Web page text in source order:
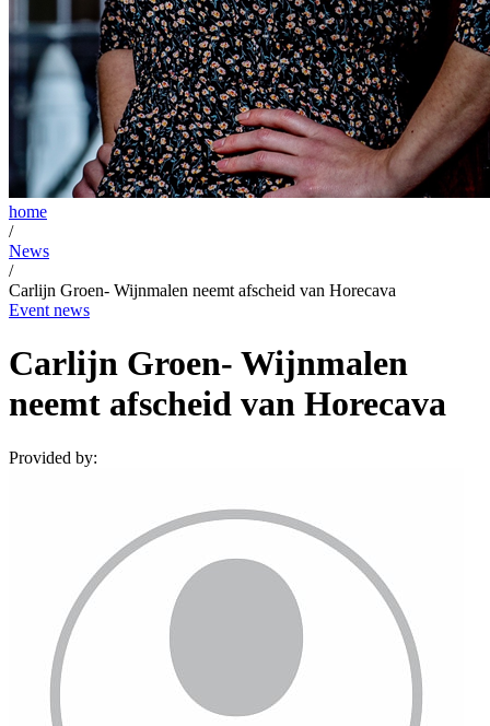
home
/
News
/
Carlijn Groen- Wijnmalen neemt afscheid van Horecava
Event news
Carlijn Groen- Wijnmalen
neemt afscheid van Horecava
Provided by: